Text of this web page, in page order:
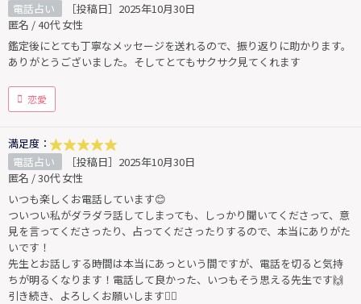
電話占い
［投稿日］2025年10月30日
匿名 / 40代 女性
鑑定後にとても丁寧なメッセージを送れるので、振り返りに助かります。
ありがとうございました。そしてとてもサクサク見てくれます
恋愛
満足度：
電話占い
［投稿日］2025年10月30日
匿名 / 30代 女性
いつも楽しくお電話しています😊
ついつい私がダラダラ話してしまっても、しっかり聞いてくださって、意
見を言ってくださったり、占ってくださったりするので、本当にありがた
いです！
先生とお話しする時間は本当にあっという間ですが、電話を切ると気持
ちが明るくなります！電話して良かった、いつもそう思える先生です🙌
引き続き、よろしくお願いします🙇‍♀️